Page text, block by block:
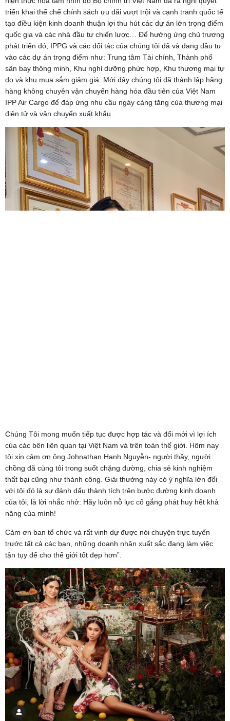
triển khai thể chế chính sách ưu đãi vượt trội và cạnh tranh quốc tế
tạo điều kiện kinh doanh thuận lợi thu hút các dự án lớn trọng điểm
quốc gia và các nhà đầu tư chiến lược… Để hưởng ứng chủ trương
phát triển đó, IPPG và các đối tác của chúng tôi đã và đang đầu tư
vào các dự án trọng điểm như: Trung tâm Tài chính, Thành phố
sân bay thông minh, Khu nghỉ dưỡng phức hợp, Khu thương mại tự
do và khu mua sắm giảm giá. Mới đây chúng tôi đã thành lập hãng
hàng không chuyên vận chuyển hàng hóa đầu tiên của Việt Nam
IPP Air Cargo để đáp ứng nhu cầu ngày càng tăng của thương mại
điện tử và vận chuyển xuất khẩu .
Chúng Tôi mong muốn tiếp tục được hợp tác và đổi mới vì lợi ích
của các bên liên quan tại Việt Nam và trên toàn thế giới. Hôm nay
tôi xin cảm ơn ông Johnathan Hạnh Nguyễn- người thầy, người
chồng đã cùng tôi trong suốt chặng đường, chia sẻ kinh nghiệm
thất bại cũng như thành công. Giải thưởng này có ý nghĩa lớn đối
với tôi đó là sự đánh dấu thành tích trên bước đường kinh doanh
của tôi, là lời nhắc nhở: Hãy luôn nỗ lực cố gắng phát huy hết khả
năng của mình!
Cảm ơn ban tổ chức và rất vinh dự được nói chuyện trực tuyến
trước tất cả các bạn, những doanh nhân xuất sắc đang làm việc
tận tụy để cho thế giới tốt đẹp hơn”.